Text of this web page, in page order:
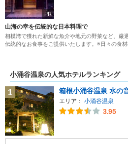
PR
山海の幸を伝統的な日本料理で
相模湾で獲れた新鮮な魚介や地元の野菜など、厳
伝統的なお食事をご提供いたします。※日々の食材
小涌谷温泉の人気ホテルランキング
1 箱根小涌谷温泉 水の
エリア： 小涌谷温泉
3.95